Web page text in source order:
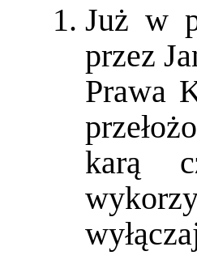
Już w
przez
Prawa
karą